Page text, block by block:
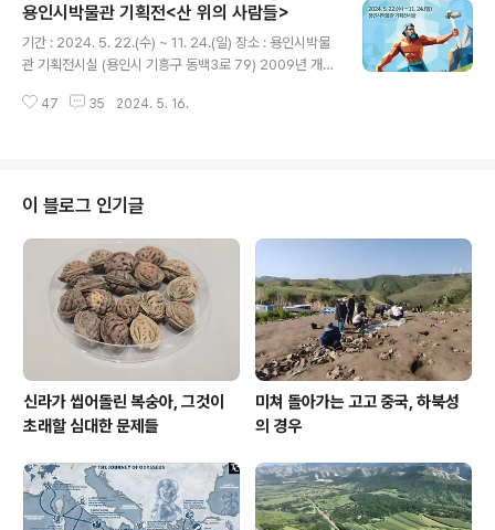
유산국장 일반직고위공무원 이종희 ㅇ 무형유산국장 일반
직고위공무원 윤순호 ㅇ 국립고궁박물관장 일반직고위공
무원(일반임기제) 정용재 ㅇ 국립문화유산연구원장 일반직
일반직고위공무원(일반임기제) 김성배 ▶ 과장급 등 ㅇ 대
용인시박물관 기획전<산 위의 사람들>
기간 : 2024. 5. 22.(수) ~ 11. 24.(일) 장소 : 용인시박물
관 기획전시실 (용인시 기흥구 동백3로 79) 2009년 개관
유적 발굴로 탄생한 용인시박물관의 15주년 기념 전시는
습니다. 다섯 곳의 공사현장에서 발견된 청동기시대 집터
는 시기가 유사하여 하나의 마을이었던 것으로 확인되었습
니다. 지금으로부터 3,000년 전 존재했던 청동기시대 마
을에는 약 300명의 사람이 살았던 것으로 추정될 정도로
대규모였습니다. 용인에서 지금까지 확인된 가장 큰 마을
인 것이지요. 유적에서 ..
47 35 2024. 5. 16.
이 블로그 인기글
신라가 씹어돌린 복숭아, 그것이
초래할 심대한 문제들
미쳐 돌아가는 고고 중국, 하북성
의 경우